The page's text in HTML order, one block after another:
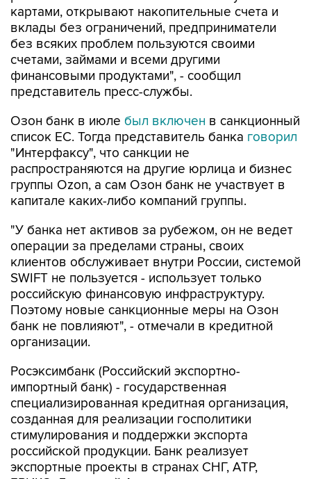
без всяких проблем пользуются своими
счетами, займами и всеми другими
финансовыми продуктами", - сообщил
представитель пресс-службы.
Озон банк в июлебыл включен
"Интерфаксу", что санкции не
распространяются на другие юрлица и бизнес
группы Ozon, а сам Озон банк не участвует в
капитале каких-либо компаний группы.
"У банка нет активов за рубежом, он не ведет
клиентов обслуживает внутри России, системой
SWIFT не пользуется - использует только
российскую финансовую инфраструктуру.
Поэтому новые санкционные меры на Озон
банк не повлияют", - отмечали в кредитной
организации.
Росэксимбанк (Российский экспортно-
специализированная кредитная организация,
созданная для реализации госполитики
стимулирования и поддержки экспорта
российской продукции. Банк реализует
экспортные проекты в странах СНГ, АТР,
БРИКС, Латинской Америки и других
государствах, говорится на сайте банка.